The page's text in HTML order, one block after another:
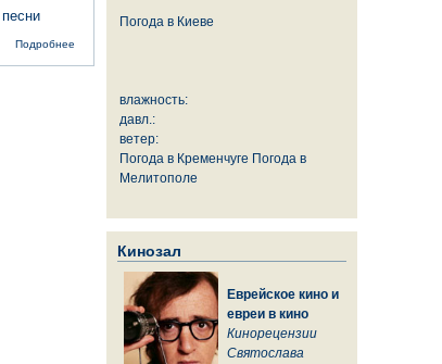
песни
Подробнее
принцессу
Погода в Киеве
влажность:
давл.:
ветер:
Погода в Кременчуге Погода в
Мелитополе
Кинозал
Еврейское кино и
евреи в кино
Кинорецензии
Святослава